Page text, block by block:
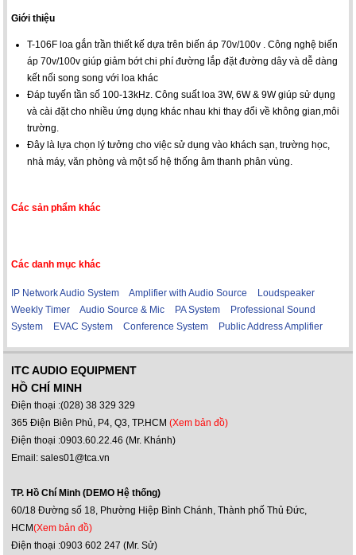
Giới thiệu
T-106F loa gắn trần thiết kế dựa trên biến áp 70v/100v . Công nghệ biến
áp 70v/100v giúp giảm bớt chi phí đường lắp đặt đường dây và dễ dàng
kết nối song song với loa khác
Đáp tuyến tần số 100-13kHz. Công suất loa 3W, 6W & 9W giúp sử dụng
và cài đặt cho nhiều ứng dụng khác nhau khi thay đổi về không gian,môi
trường.
Đây là lựa chọn lý tưởng cho việc sử dụng vào khách sạn, trường học,
nhà máy, văn phòng và một số hệ thống âm thanh phân vùng.
Các sản phẩm khác
Các danh mục khác
IP Network Audio System Amplifier with Audio Source
Loudspeaker
Weekly Timer
Audio Source & Mic PA System
Professional Sound
System
EVAC System Conference System Public Address Amplifier
ITC AUDIO EQUIPMENT
HỒ CHÍ MINH
Điện thoại :(028) 38 329 329
365 Điện Biên Phủ, P4, Q3, TP.HCM(Xem bản đồ)
Điện thoại :0903.60.22.46 (Mr. Khánh)
Email: sales01@tca.vn
TP. Hồ Chí Minh (DEMO Hệ thống)
60/18 Đường số 18, Phường Hiệp Bình Chánh, Thành phố Thủ Đức,
HCM(Xem bản đồ)
Điện thoại :0903 602 247 (Mr. Sử)